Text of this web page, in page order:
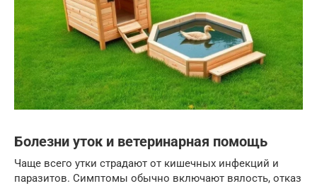
Болезни уток и ветеринарная помощь
Чаще всего утки страдают от кишечных инфекций и
паразитов. Симптомы обычно включают вялость, отказ